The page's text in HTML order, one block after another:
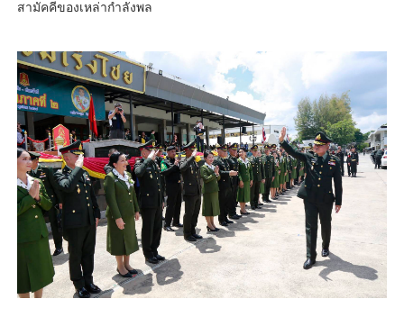
สามัคคีของเหล่ากำลังพล